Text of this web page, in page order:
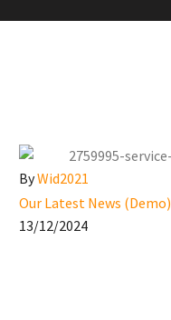
ByWid2021
Our Latest News (Demo)
13/12/2024